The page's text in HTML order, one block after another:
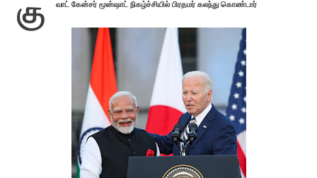
கு வாட் கேன்சர் மூன்ஷாட் நிகழ்ச்சியில் பிரதமர் கலந்து கொண்டார்